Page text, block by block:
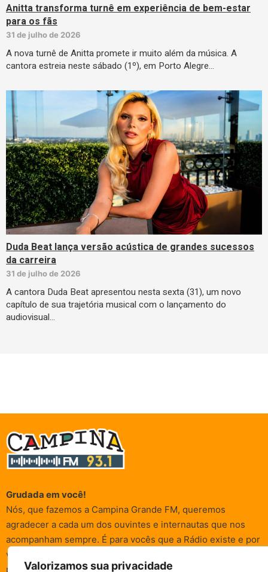
Valorizamos sua privacidade
Anitta transforma turnê em experiência de bem-estar
para os fãs
31 de julho de 2026
A nova turnê de Anitta promete ir muito além da música. A
cantora estreia neste sábado (1º), em Porto Alegre…
Duda Beat lança versão acústica de grandes sucessos
da carreira
31 de julho de 2026
A cantora Duda Beat apresentou nesta sexta (31), um novo
capítulo de sua trajetória musical com o lançamento do
audiovisual…
Grudada em você!
Nós, que fazemos a Campina Grande FM, queremos
agradecer a cada um dos ouvintes e internautas que nos
acompanham sempre. É para vocês que a Rádio existe e por
vocês que as informações (informativas, de entretenimento,
promocionais e de conscientização) são realizadas.